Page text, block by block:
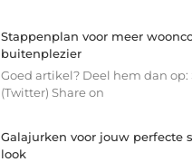
Stappenplan voor meer
buitenplezier
Goed artikel? Deel hem dan op:
(Twitter) Share on
Galajurken voor jouw perfecte
look